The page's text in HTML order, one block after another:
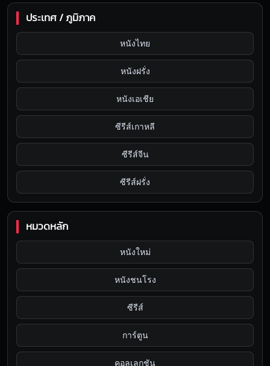
ประเทศ / ภูมิภาค
หนังไทย
หนังฝรั่ง
หนังเอเชีย
ซีรีส์เกาหลี
ซีรีส์จีน
ซีรีส์ฝรั่ง
หมวดหลัก
หนังใหม่
หนังชนโรง
ซีรีส์
การ์ตูน
คอลเลกชัน